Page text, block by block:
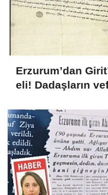
Erzurum’dan
eli! Dadaşların